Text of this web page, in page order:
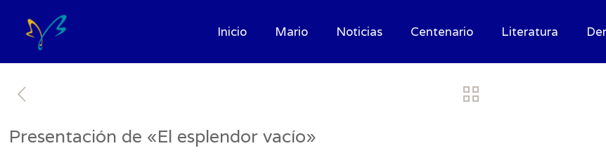
Inicio Mario Noticias Centenario Literatura
Presentación de «El esplendor vacío»